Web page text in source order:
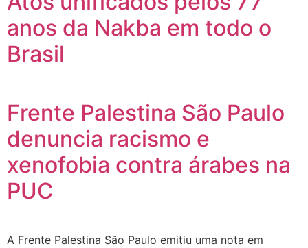
anos da Nakba em todo o
Brasil
Frente Palestina São Paulo
denuncia racismo e
xenofobia contra árabes na
PUC
A Frente Palestina São Paulo emitiu uma nota em